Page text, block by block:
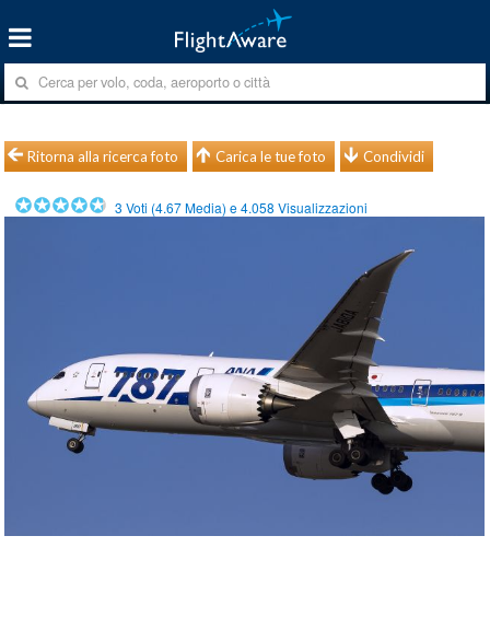
Ritorna alla ricerca foto Carica le tue foto Condividi
3 Voti (4.67Media) e4.058 Visualizzazioni